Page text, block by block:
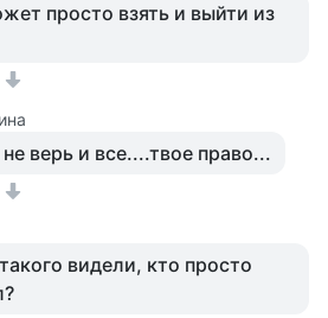
просто взять и выйти из
верь и все....твое право...
видели, кто просто